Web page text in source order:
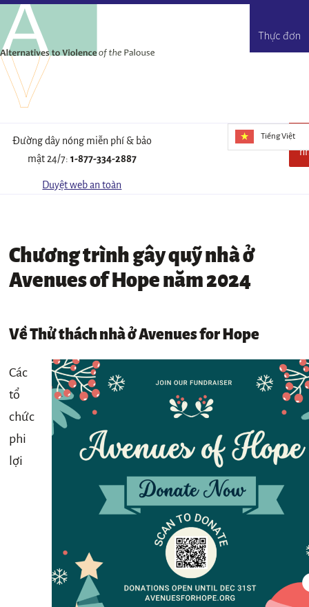
Đường dây nóng miễn phí & bảo
mật 24/7: 1-877-334-2887
Duyệt web an toàn
Tiếng Việt
Thực đơn
Chương trình gây quỹ nhà ở
Avenues of Hope năm 2024
Về Thử thách nhà ở Avenues for Hope
Các
tổ
chức
phi
lợi